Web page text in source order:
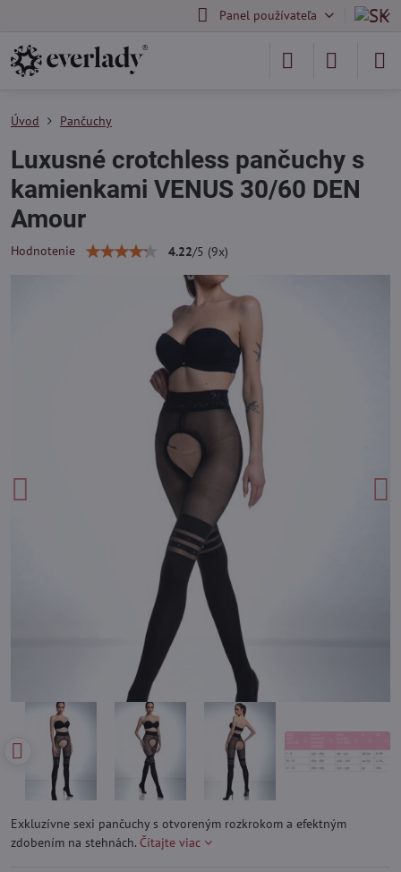
Panel používateľa
Úvod Pančuchy
Luxusné crotchless pančuchy s
kamienkami VENUS 30/60 DEN
Amour
Hodnotenie 4.22/5 (9x)
Exkluzívne sexi pančuchy s otvoreným rozkrokom a efektným
zdobením na stehnách. Čítajte viac